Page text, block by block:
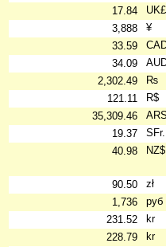
17.84
UK£
3,888
¥
33.59
34.09
2,302.49
₨
121.11
R$
35,309.46
ARS
19.37
SFr.
40.98
NZ$
90.50
zł
1,736
руб
231.52
kr
228.79
kr